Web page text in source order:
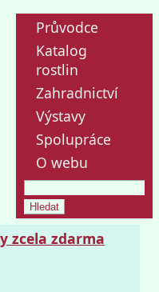
Průvodce
Katalog
rostlin
Zahradnictví
Výstavy
Spolupráce
O webu
zcela zdarma